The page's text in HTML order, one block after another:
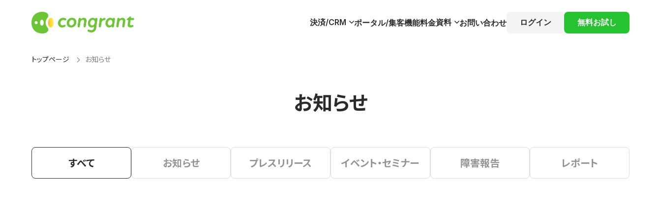
決済/CRM ポータル/集客機能料金資料 お問い合わせ ログイン 無料お試し
トップページ お知らせ
お知らせ
すべて お知らせ プレスリリース イベント・セミナー 障害報告 レポート